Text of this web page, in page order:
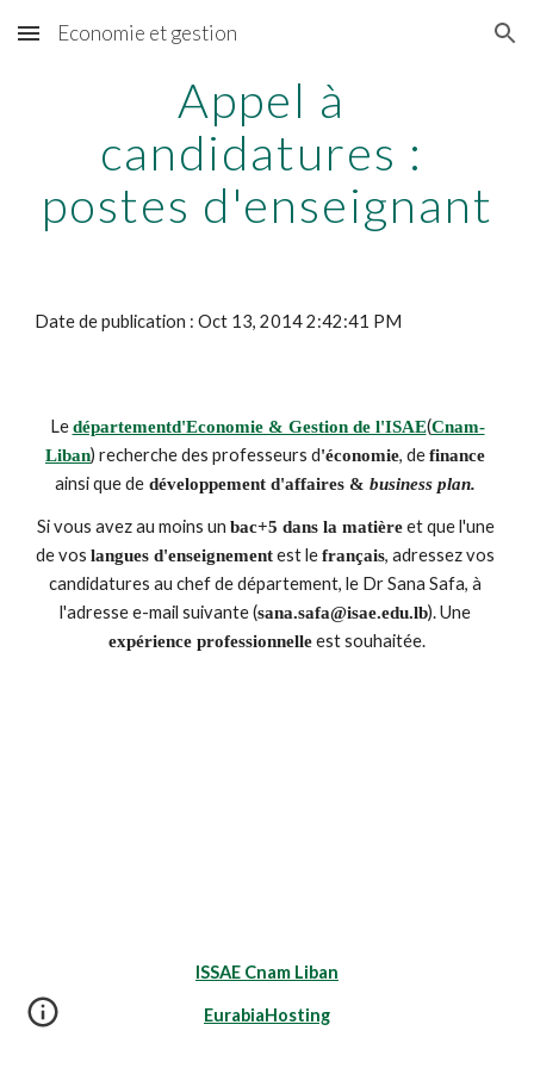
Skip to main content Skip to navigation
Economie et gestion
Appel à
candidatures :
postes d'enseignant
Date de publication : Oct 13, 2014 2:42:41 PM
Le départementd'Economie & Gestion de l'ISAE(Cnam-
Liban) recherche des professeurs d'économie, de finance
ainsi que de développement d'affaires & business plan.
Si vous avez au moins un bac+5 dans la matière et que l'une
de vos langues d'enseignement est le français, adressez vos
candidatures au chef de département, le Dr Sana Safa, à
l'adresse e-mail suivante (sana.safa@isae.edu.lb
expérience professionnelle est souhaitée.
ISSAE Cnam Liban
EurabiaHosting